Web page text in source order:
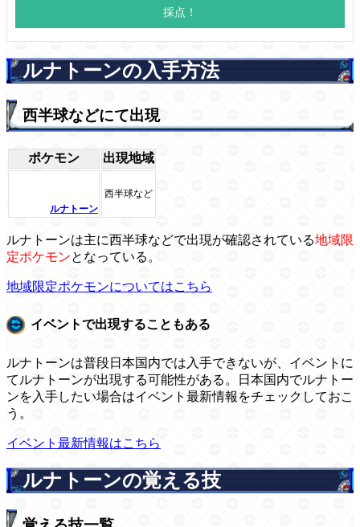
ルナトーンの入手方法
西半球などにて出現
ポケモン 出現地域
ルナトーン
西半球など
ルナトーンは主に西半球などで出現が確認されている地域限
定ポケモンとなっている。
地域限定ポケモンについてはこちら
イベントで出現することもある
ルナトーンは普段日本国内では入手できないが、イベントに
てルナトーンが出現する可能性がある。日本国内でルナトー
ンを入手したい場合はイベント最新情報をチェックしておこ
う。
イベント最新情報はこちら
ルナトーンの覚える技